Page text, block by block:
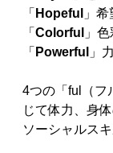
「 Hopeful 」
「 Colorful 」
「 Powerful 」
4つの「ful（フ
じて体力、身
ソーシャルス